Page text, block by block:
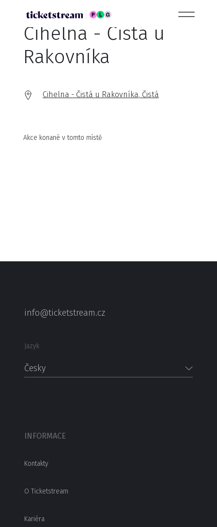
Cihelna - Čistá u
Rakovníka
Cihelna - Čistá u Rakovníka, Čistá
Akce konané v tomto místě
info@ticketstream.cz
Jazyk
Česky
INFORMACE
Kontakty
O Ticketstream
Kariéra